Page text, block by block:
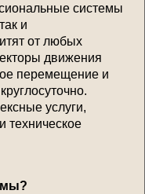
системы
и
от любых
движения
перемещение и
услуги,
техническое